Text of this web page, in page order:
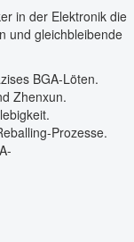
in der Elektronik die
und gleichbleibende
BGA-Löten.
Zhenxun.
Prozesse.